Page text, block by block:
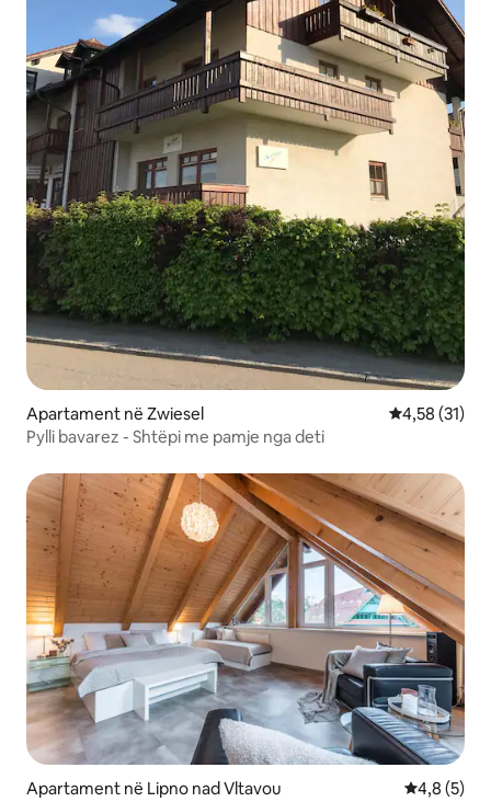
Apartament në Zwiesel Vlerësimi
4,58 (31)
Pylli bavarez - Shtëpi me pamje nga deti
Apartament në Lipno nad Vltavou Vlerësimi
4,8 (5)